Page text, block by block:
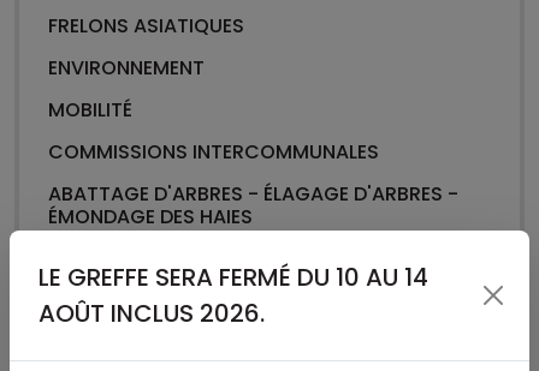
FRELONS ASIATIQUES
ENVIRONNEMENT
MOBILITÉ
COMMISSIONS INTERCOMMUNALES
ABATTAGE D'ARBRES - ÉLAGAGE D'ARBRES -
ÉMONDAGE DES HAIES
RÉGION DE NYON
LE GREFFE SERA FERMÉ DU 10 AU 14
AOÛT INCLUS 2026.